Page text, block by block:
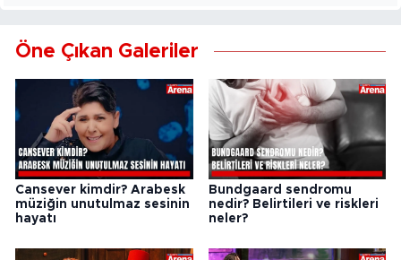
Öne Çıkan Galeriler
Cansever kimdir? Arabesk
müziğin unutulmaz sesinin
hayatı
Bundgaard sendromu
nedir? Belirtileri ve riskleri
neler?